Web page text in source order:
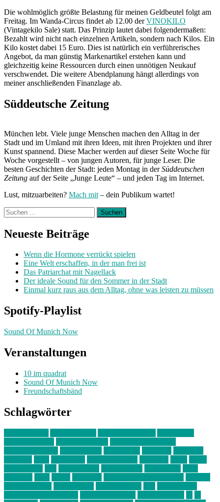
Die wohlmöglich größte Belastung für meinen Geldbeutel folgt am
Freitag. Im Wanda-Circus findet ab 12.00 derVINOKILO
(Vintagekilo Sale) statt. Das Prinzip lautet dabei folgendermaßen:
Bezahlt wird nicht nach einzelnen Artikeln, sondern nach Kilos. Ein
Kilo kostet dabei 15 Euro. Dies ist natürlich ein verführerisches
Angebot, da man günstig Markenartikel erstehen kann und
gleichzeitig keine Ressourcen durch einen unnötigen Neukauf
verschwendet. Die weitere Abendplanung hängt allerdings von
meiner anschließenden Finanzlage ab.
Süddeutsche Zeitung
München lebt. Viele junge Menschen machen den Alltag in der
Stadt und im Umland mit ihren Ideen, mit ihren Projekten und ihrer
Kunst spannend. Diese Macher werden auf dieser Seite Woche für
Woche vorgestellt – von jungen Autoren, für junge Leser. Die
besten Geschichten der Stadt: jeden Montag in derSüddeutschen
Zeitung auf der Seite „Junge Leute“ – und jeden Tag im Internet.
Lust, mitzuarbeiten? Mach mit – dein Publikum wartet!
Suchen
nach:
Neueste Beiträge
Wenn die Hormone verrückt spielen
Eine Welt erschaffen, in der man frei ist
Das Patriarchat mit Nagellack
Der ideale Sound für den Sommer in der Stadt
Einmal kurz raus aus dem Alltag, ohne was leisten zu müssen
Spotify-Playlist
Sound Of Munich Now
Veranstaltungen
10 im quadrat
Sound Of Munich Now
Freundschaftsbänd
Schlagwörter